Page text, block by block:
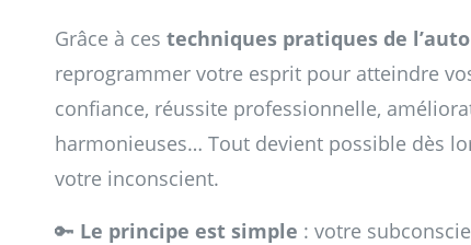
Grâce à ces techniques pratiques de
reprogrammer votre esprit pour atteindre
confiance, réussite professionnelle,
harmonieuses… Tout devient possible dès
votre inconscient.
🔑 Le principe est simple : votre